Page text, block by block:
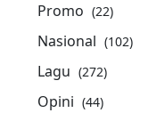
Promo (22)
Nasional (102)
Lagu (272)
Opini (44)